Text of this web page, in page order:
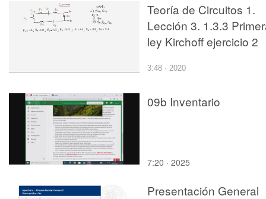
Teoría de Circuitos 1.
Lección 3. 1.3.3
ley Kirchoff ejercicio 2
3:48 · 2020
09b Inventario
7:20 · 2025
Presentación General